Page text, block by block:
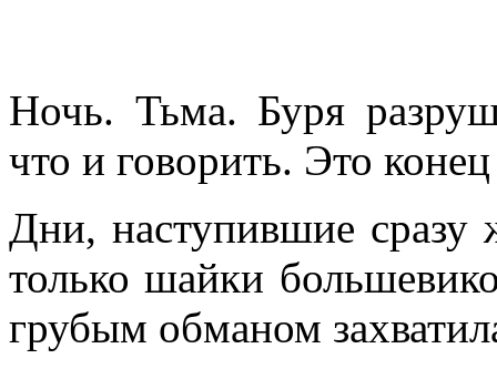
Ночь. Тьма. Буря
что и говорить. Это
Дни, наступившие
только шайки
грубым обманом